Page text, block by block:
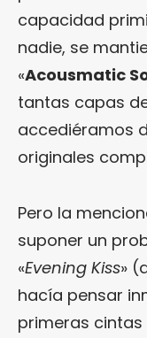
capacidad
nadie, se
«Acousmatic
tantas capas
accediéramos
originales
Pero la
suponer un
«Evening Kiss»
hacía pensar
primeras cintas